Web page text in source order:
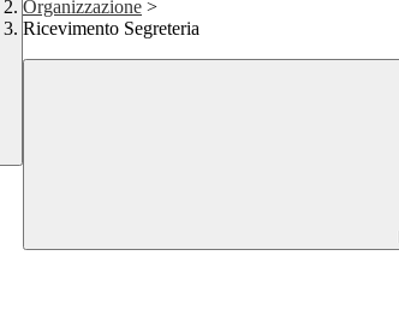
Organizzazione >
Ricevimento Segreteria